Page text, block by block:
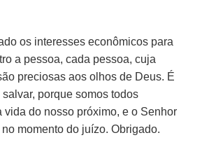
os interesses econômicos para
a pessoa, cada pessoa, cuja
preciosas aos olhos de Deus. É
porque somos todos
vida do nosso próximo, e o Senhor
momento do juízo. Obrigado.